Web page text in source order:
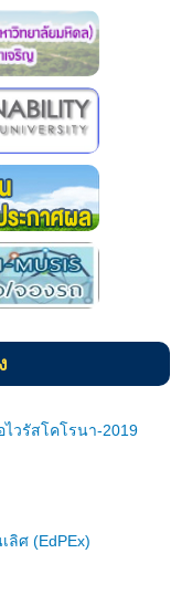
วรัสโคโรนา-2019
ศ (EdPEx)